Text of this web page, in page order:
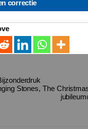
correctie
Stones, The